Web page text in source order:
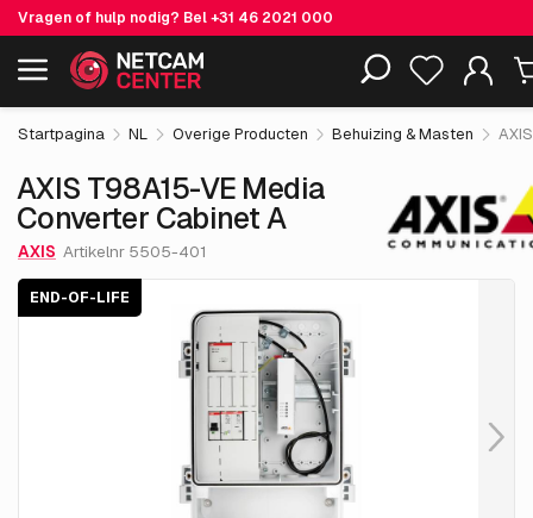
Vragen of hulp nodig? Bel+31 46 2021 000
Inclusief EOL-producten
AXIS T98A15-VE Media Converter Cabinet A End-of-life
€ 797. 05
excl. BTW
Startpagina NL Overige Producten Behuizing & Masten
AXIS T98A15-VE Media
Converter Cabinet A
AXIS Artikelnr 5505-401
END-OF-LIFE